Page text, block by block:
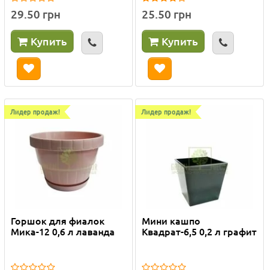
29.50 грн
Купить
25.50 грн
Купить
Лидер продаж!
Горшок для фиалок
Мика-12 0,6 л лаванда
Лидер продаж!
Мини кашпо
Квадрат-6,5 0,2 л графит